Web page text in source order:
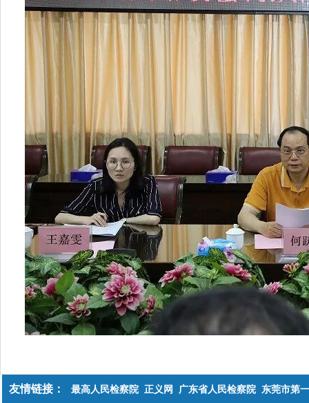
友情链接： 最高人民检察院 正义网 广东省人民检察院 东莞市第